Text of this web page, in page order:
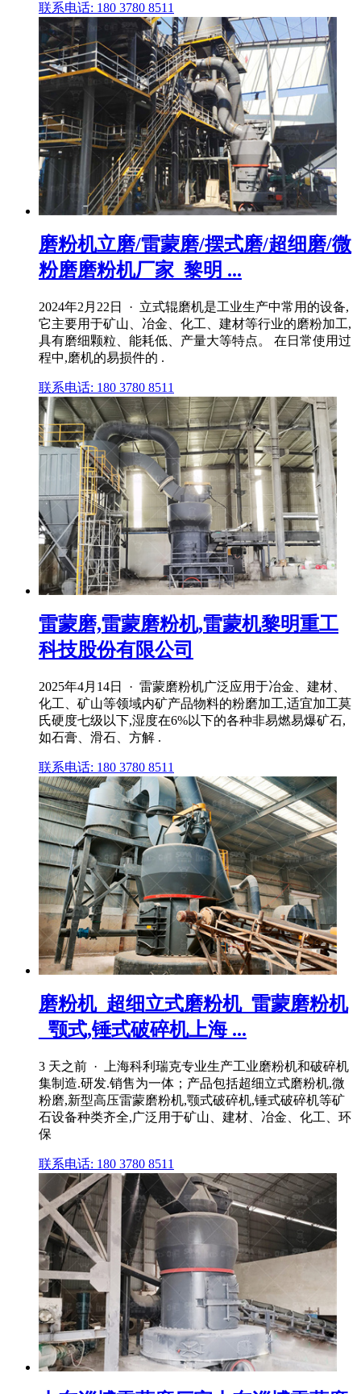
联系电话: 180 3780 8511
磨粉机立磨/雷蒙磨/摆式磨/超细磨/微
粉磨磨粉机厂家_黎明 ...
2024年2月22日 · 立式辊磨机是工业生产中常用的设备,
它主要用于矿山、冶金、化工、建材等行业的磨粉加工,
具有磨细颗粒、能耗低、产量大等特点。 在日常使用过
程中,磨机的易损件的 .
联系电话: 180 3780 8511
雷蒙磨,雷蒙磨粉机,雷蒙机黎明重工
科技股份有限公司
2025年4月14日 · 雷蒙磨粉机广泛应用于冶金、建材、
化工、矿山等领域内矿产品物料的粉磨加工,适宜加工莫
氏硬度七级以下,湿度在6%以下的各种非易燃易爆矿石,
如石膏、滑石、方解 .
联系电话: 180 3780 8511
磨粉机_超细立式磨粉机_雷蒙磨粉机
_颚式,锤式破碎机上海 ...
3 天之前 · 上海科利瑞克专业生产工业磨粉机和破碎机
集制造.研发.销售为一体；产品包括超细立式磨粉机,微
粉磨,新型高压雷蒙磨粉机,颚式破碎机,锤式破碎机等矿
石设备种类齐全,广泛用于矿山、建材、冶金、化工、环
保
联系电话: 180 3780 8511